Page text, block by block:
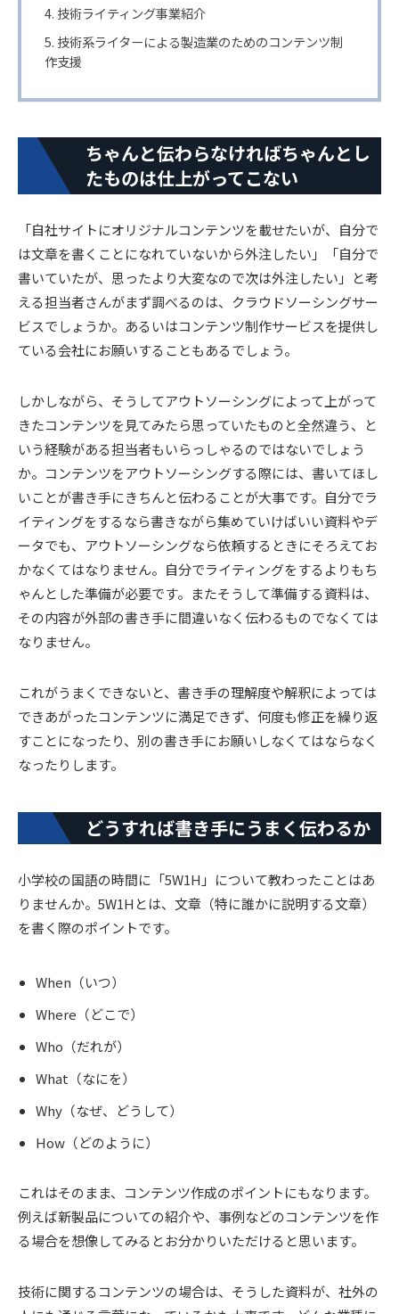
技術ライティング事業紹介
技術系ライターによる製造業のためのコンテンツ制
作支援
ちゃんと伝わらなければちゃんとし
たものは仕上がってこない
「自社サイトにオリジナルコンテンツを載せたいが、自分で
は文章を書くことになれていないから外注したい」「自分で
書いていたが、思ったより大変なので次は外注したい」と考
える担当者さんがまず調べるのは、クラウドソーシングサー
ビスでしょうか。あるいはコンテンツ制作サービスを提供し
ている会社にお願いすることもあるでしょう。
しかしながら、そうしてアウトソーシングによって上がって
きたコンテンツを見てみたら思っていたものと全然違う、と
いう経験がある担当者もいらっしゃるのではないでしょう
か。コンテンツをアウトソーシングする際には、書いてほし
いことが書き手にきちんと伝わることが大事です。自分でラ
イティングをするなら書きながら集めていけばいい資料やデ
ータでも、アウトソーシングなら依頼するときにそろえてお
かなくてはなりません。自分でライティングをするよりもち
ゃんとした準備が必要です。またそうして準備する資料は、
その内容が外部の書き手に間違いなく伝わるものでなくては
なりません。
これがうまくできないと、書き手の理解度や解釈によっては
できあがったコンテンツに満足できず、何度も修正を繰り返
すことになったり、別の書き手にお願いしなくてはならなく
なったりします。
どうすれば書き手にうまく伝わるか
小学校の国語の時間に「5W1H」について教わったことはあ
りませんか。5W1Hとは、文章（特に誰かに説明する文章）
を書く際のポイントです。
When（いつ）
Where（どこで）
Who（だれが）
What（なにを）
Why（なぜ、どうして）
How（どのように）
これはそのまま、コンテンツ作成のポイントにもなります。
例えば新製品についての紹介や、事例などのコンテンツを作
る場合を想像してみるとお分かりいただけると思います。
技術に関するコンテンツの場合は、そうした資料が、社外の